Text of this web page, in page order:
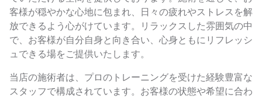
客様が穏やかな心地に包まれ、日々の疲れやストレスを解
放できるよう心がけています。リラックスした雰囲気の中
で、お客様が自分自身と向き合い、心身ともにリフレッシ
ュできる場をご提供いたします。
当店の施術者は、プロのトレーニングを受けた経験豊富な
スタッフで構成されています。お客様の状態や希望に合わ